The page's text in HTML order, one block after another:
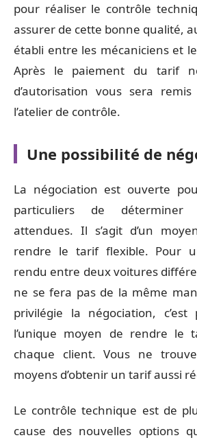
pour réaliser le contrôle
assurer de cette bonne qualité,
établi entre les mécaniciens et
Après le paiement du tarif
d’autorisation vous sera remis
l’atelier de contrôle.
Une possibilité de
La négociation est ouverte
particuliers de déterminer
attendues. Il s’agit d’un
rendre le tarif flexible. Pour
rendu entre deux voitures
ne se fera pas de la même
privilégie la négociation, c’est
l’unique moyen de rendre le
chaque client. Vous ne
moyens d’obtenir un tarif aussi
Le contrôle technique est de
cause des nouvelles options